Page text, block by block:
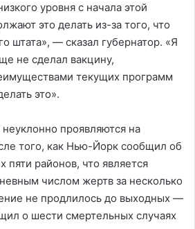
уровня с начала этой
это делать из-за того, что
штата», — сказал губернатор. «Я
не сделал вакцину,
текущих программ
это».
проявляются на
того, как Нью-Йорк сообщил об
пяти районов, что является
числом жертв за несколько
не продлилось до выходных —
о шести смертельных случаях